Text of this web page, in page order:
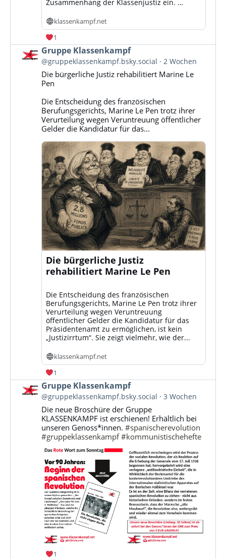
Zusammenhang der Klassenjustiz ein. …
klassenkampf.net
1
Beitrag
von
Gruppe
Klassenkampf
Bluesky
ansehen
Gruppe Klassenkampf
@gruppeklassenkampf.bsky.social 2 Wochen
Die bürgerliche Justiz rehabilitiert Marine Le
Pen
Die Entscheidung des französischen
Berufungsgerichts, Marine Le Pen trotz ihrer
Verurteilung wegen Veruntreuung öffentlicher
Gelder die Kandidatur für das...
Die bürgerliche Justiz
rehabilitiert Marine Le Pen
Die Entscheidung des französischen
Berufungsgerichts, Marine Le Pen trotz ihrer
Verurteilung wegen Veruntreuung
öffentlicher Gelder die Kandidatur für das
Präsidentenamt zu ermöglichen, ist kein
„Justizirrtum“. Sie zeigt vielmehr, wie der...
klassenkampf.net
1
Beitrag
von
Gruppe
Klassenkampf
Bluesky
ansehen
Gruppe Klassenkampf
@gruppeklassenkampf.bsky.social 3 Wochen
Die neue Broschüre der Gruppe
KLASSENKAMPF ist erschienen! Erhältlich bei
unseren Genoss*innen.#spanischerevolution
#gruppeklassenkampf #kommunistischehefte
1